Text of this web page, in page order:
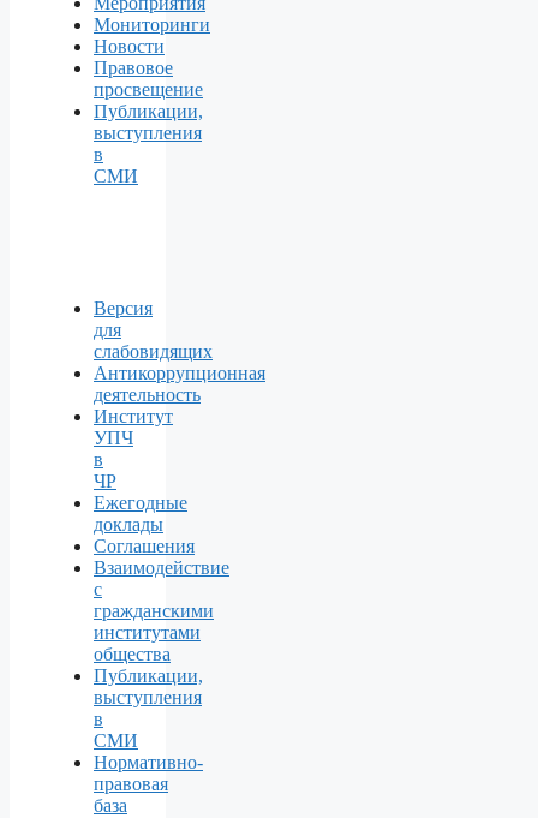
Мониторинги
Новости
Правовое
просвещение
Публикации,
выступления
в
СМИ
Версия
для
слабовидящих
Антикоррупционная
деятельность
Институт
УПЧ
в
ЧР
Ежегодные
доклады
Соглашения
Взаимодействие
с
гражданскими
институтами
общества
Публикации,
выступления
в
СМИ
Нормативно-
правовая
база